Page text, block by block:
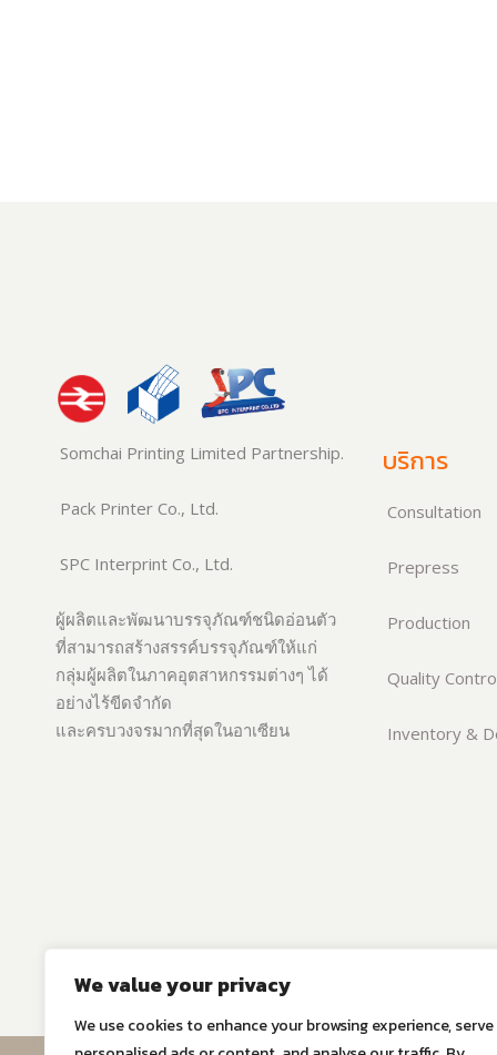
We value your privacy
We use cookies to enhance your browsing experience, serve
Somchai Printing Limited Partnership.
Pack Printer Co., Ltd.
SPC Interprint Co., Ltd.
ผู้ผลิตและพัฒนาบรรจุภัณฑ์ชนิดอ่อนตัว
ที่สามารถสร้างสรรค์บรรจุภัณฑ์ให้แก่
กลุ่มผู้ผลิตในภาคอุตสาหกรรมต่างๆ ได้
อย่างไร้ขีดจำกัด
และครบวงจรมากที่สุดในอาเซียน
บริการ
Consultation
Prepress
Production
Quality
Inventory &